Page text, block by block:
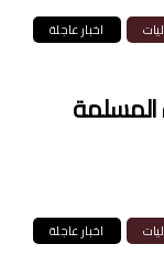
اخبار عاجلة
اخبار عاجلة